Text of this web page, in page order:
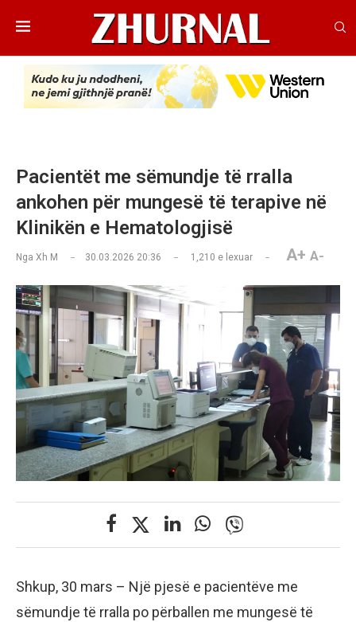
Pacientët me sëmundje të rralla
ankohen për mungesë të terapive në
Klinikën e Hematologjisë
Nga Xh M 30.03.2026 20:36 1,210 e lexuar A+ A-
Shkup, 30 mars – Një pjesë e pacientëve me
sëmundje të rralla po përballen me mungesë të